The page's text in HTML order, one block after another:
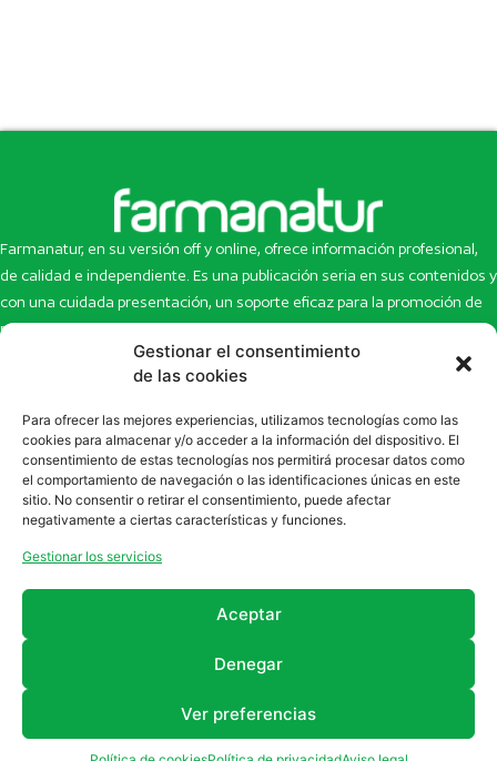
Gestionar el consentimiento
de las cookies
Para ofrecer las mejores experiencias, utilizamos tecnologías como las
cookies para almacenar y/o acceder a la información del dispositivo. El
consentimiento de estas tecnologías nos permitirá procesar datos como
el comportamiento de navegación o las identificaciones únicas en este
sitio. No consentir o retirar el consentimiento, puede afectar
negativamente a ciertas características y funciones.
Gestionar los servicios
Aceptar
Denegar
Ver preferencias
Farmanatur, en su versión off y online, ofrece información profesional,
de calidad e independiente. Es una publicación seria en sus contenidos y
con una cuidada presentación, un soporte eficaz para la promoción de
productos y novedades.
Inicio
Newsletter
Eco Multimedia
Contacto
Artículos
Escaparate
Enlaces de interés
SUSCRÍBETE A NUESTRO NEWSLETTER
la sección deNewsletter
Revista Farmanatur